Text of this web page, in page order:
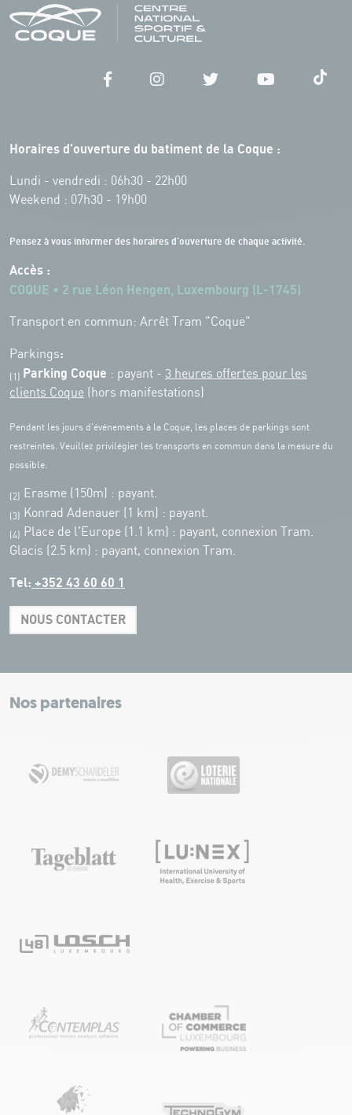
Horaires d'ouverture du batiment de la Coque :
Lundi - vendredi : 06h30 - 22h00
Weekend : 07h30 - 19h00
Pensez à vous informer des horaires d'ouverture de chaque activité.
Accès :
COQUE • 2 rue Léon Hengen, Luxembourg (L-1745)
Transport en commun: Arrêt Tram "Coque"
Parkings:
(1) Parking Coque : payant - 3 heures offertes pour les
clients Coque (hors manifestations)
Pendant les jours d'événements à la Coque, les places de parkings sont
restreintes. Veuillez privilégier les transports en commun dans la mesure du
possible.
(2) Erasme (150m) : payant.
(3) Konrad Adenauer (1 km) : payant.
(4)
Place de l'Europe (1.1 km) : payant, connexion Tram.
Glacis (2.5 km) : payant, connexion Tram.
Tel: +352 43 60 60 1
NOUS CONTACTER
+
−
Leaflet|Map tiles by Carto, under CC BY 3.0. Data by OpenStreetMap, under
Nos partenaires